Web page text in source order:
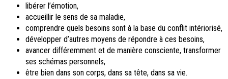
libérer l’émotion,
accueillir le sens de sa maladie,
comprendre quels besoins sont à la base du conflit intériorisé,
développer d’autres moyens de répondre à ces besoins,
avancer différemment et de manière consciente, transformer
ses schémas personnels,
être bien dans son corps, dans sa tête, dans sa vie.